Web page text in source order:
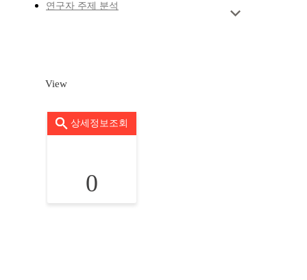
연구자 주제 분석
View
상세정보조회
0